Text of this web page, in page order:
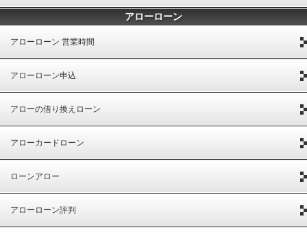
アローローン
アローローン 営業時間
アローローン申込
アローの借り換えローン
アローカードローン
ローンアロー
アローローン評判